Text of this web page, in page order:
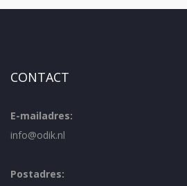
CONTACT
E-mailadres:
info@odik.nl
Postadres: